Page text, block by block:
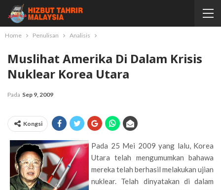
Home Penulisan Analisis
Muslihat Amerika Di Dalam Krisis
Nuklear Korea Utara
Pada Sep 9, 2009
Kongsi
Pada 25 Mei 2009 yang lalu, Korea
Utara telah mengumumkan bahawa
mereka telah berhasil melakukan ujian
nuklear. Telah dinyatakan di dalam